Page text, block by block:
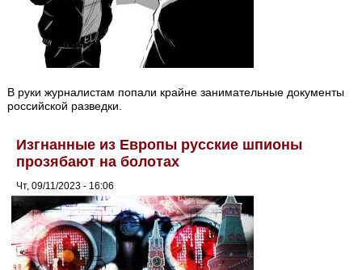
В руки журналистам попали крайне занимательные документы
российской разведки.
Изгнанные из Европы русские шпионы
прозябают на болотах
Чт, 09/11/2023 - 16:06